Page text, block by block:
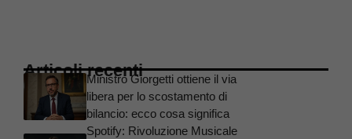
Articoli recentiMinistro Giorgetti ottiene il via
libera per lo scostamento di
bilancio: ecco cosa significa
Spotify: Rivoluzione Musicale